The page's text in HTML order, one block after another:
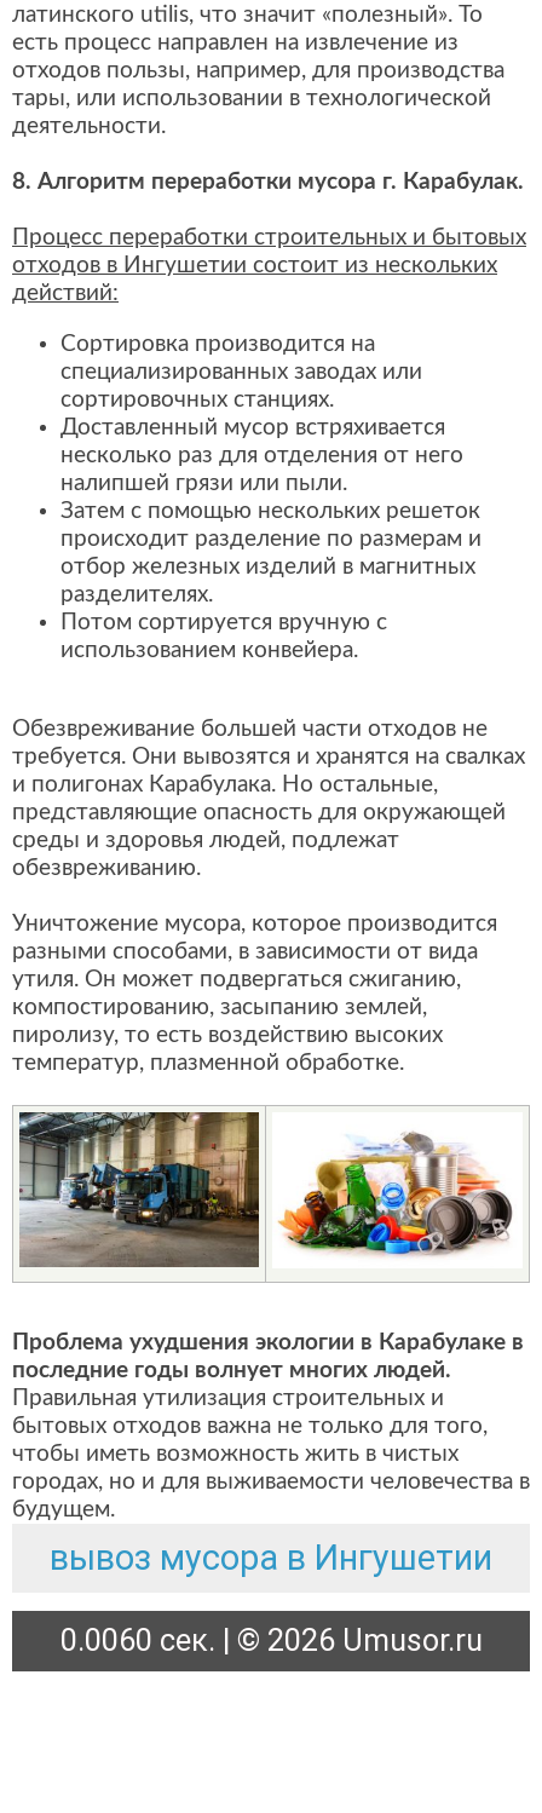
латинского utilis, что значит «полезный». То
есть процесс направлен на извлечение из
отходов пользы, например, для производства
тары, или использовании в технологической
деятельности.
8. Алгоритм переработки мусора г. Карабулак.
Процесс переработки строительных и бытовых
отходов в Ингушетии состоит из нескольких
действий:
Сортировка производится на
специализированных заводах или
сортировочных станциях.
Доставленный мусор встряхивается
несколько раз для отделения от него
налипшей грязи или пыли.
Затем с помощью нескольких решеток
происходит разделение по размерам и
отбор железных изделий в магнитных
разделителях.
Потом сортируется вручную с
использованием конвейера.
Обезвреживание большей части отходов не
требуется. Они вывозятся и хранятся на свалках
и полигонах Карабулака. Но остальные,
представляющие опасность для окружающей
среды и здоровья людей, подлежат
обезвреживанию.
Уничтожение мусора, которое производится
разными способами, в зависимости от вида
утиля. Он может подвергаться сжиганию,
компостированию, засыпанию землей,
пиролизу, то есть воздействию высоких
температур, плазменной обработке.
Проблема ухудшения экологии в Карабулаке в
последние годы волнует многих людей.
Правильная утилизация строительных и
бытовых отходов важна не только для того,
чтобы иметь возможность жить в чистых
городах, но и для выживаемости человечества в
будущем.
вывоз мусора в Ингушетии
0.0060 сек. | © 2026 Umusor.ru